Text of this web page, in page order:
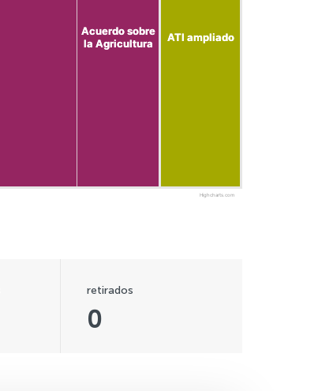
Acuerdo sobre
la Agricultura
Acuerdo sobre
la Agricultura
ATI ampliado
ATI ampliado
Highcharts.com
0
retirados